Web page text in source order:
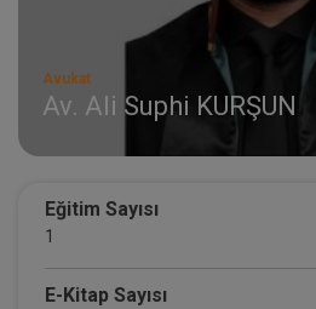
Avukat
Av. Ali Suphi KURŞUN
Eğitim Sayısı
1
E-Kitap Sayısı